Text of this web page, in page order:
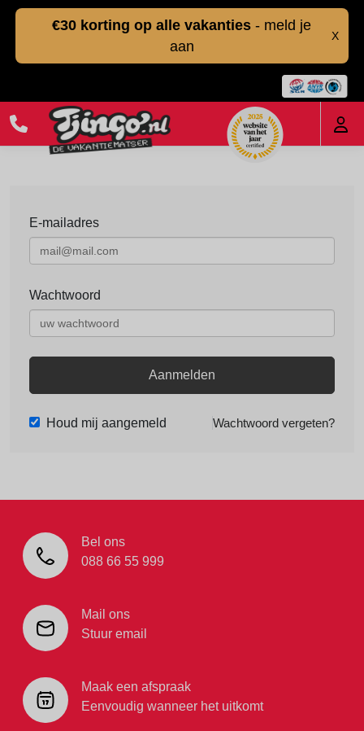
€30 korting op alle vakanties - meld je
aan
X
E-mailadres
Wachtwoord
Aanmelden
Houd mij aangemeld Wachtwoord vergeten?
Bel ons
088 66 55 999
Mail ons
Stuur email
Maak een afspraak
Eenvoudig wanneer het uitkomt